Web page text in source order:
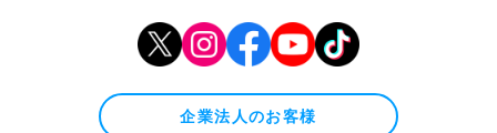
企業法人のお客様